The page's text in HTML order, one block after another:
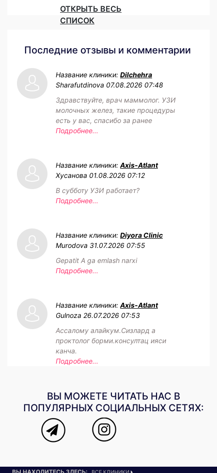
ОТКРЫТЬ ВЕСЬ
СПИСОК
Последние отзывы и комментарии
Название клиники: Dilchehra
Sharafutdinova 07.08.2026 07:48
Здравствуйте, врач маммолог. УЗИ
молочных желез, такие процедуры
есть у вас, спасибо за ранее
Подробнее...
Название клиники: Axis-Atlant
Хусанова 01.08.2026 07:12
В субботу УЗИ работает?
Подробнее...
Название клиники: Diyora Clinic
Murodova 31.07.2026 07:55
Gepatit A ga emlash narxi
Подробнее...
Название клиники: Axis-Atlant
Gulnoza 26.07.2026 07:53
Ассалому алайкум.Сизлард а
проктолог борми.консултац ияси
канча.
Подробнее...
ВЫ МОЖЕТЕ ЧИТАТЬ НАС В
ПОПУЛЯРНЫХ СОЦИАЛЬНЫХ СЕТЯХ: